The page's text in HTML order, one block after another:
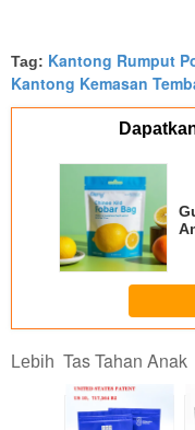
うございま
Tag: Kantong Rumput
Kantong Kemasan
Lebih Tas Tahan Anak